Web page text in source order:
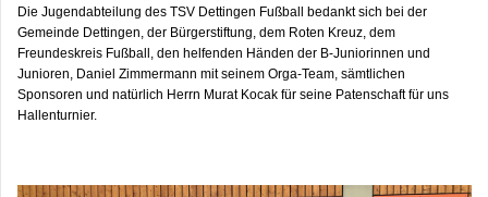
Die Jugendabteilung des TSV Dettingen Fußball bedankt sich bei der
Gemeinde Dettingen, der Bürgerstiftung, dem Roten Kreuz, dem
Freundeskreis Fußball, den helfenden Händen der B-Juniorinnen und
Junioren, Daniel Zimmermann mit seinem Orga-Team, sämtlichen
Sponsoren und natürlich Herrn Murat Kocak für seine Patenschaft für uns
Hallenturnier.